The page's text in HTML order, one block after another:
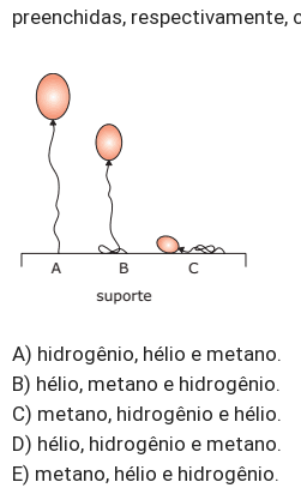
preenchidas, respectivamente,
A) hidrogênio, hélio e metano.
B) hélio, metano e hidrogênio.
C) metano, hidrogênio e hélio.
D) hélio, hidrogênio e metano.
E) metano, hélio e hidrogênio.